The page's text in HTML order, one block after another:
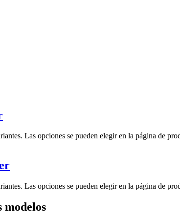
Las opciones se pueden elegir en la página de
Las opciones se pueden elegir en la página de
modelos